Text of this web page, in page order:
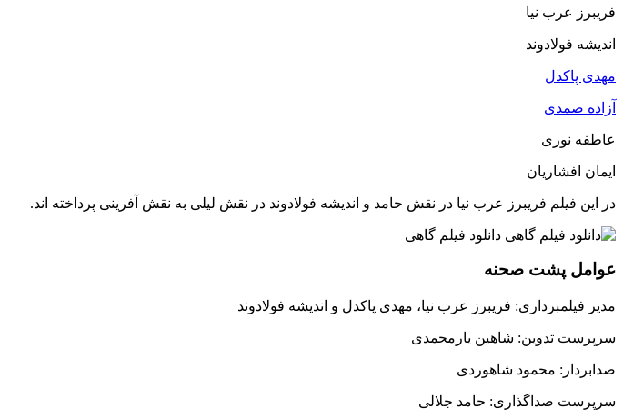
فریبرز عرب نیا
اندیشه فولادوند
مهدی پاکدل
آزاده صمدی
عاطفه نوری
ایمان افشاریان
در این فیلم فریبرز عرب نیا در نقش حامد و اندیشه فولادوند در نقش لیلی به نقش آفرینی پرداخته اند.
عوامل پشت صحنه
مدیر فیلمبرداری: فریبرز عرب نیا، مهدی پاکدل و اندیشه فولادوند
سرپرست تدوین: شاهین یارمحمدی
صدابردار: محمود شاهوردی
سرپرست صداگذاری: حامد جلالی